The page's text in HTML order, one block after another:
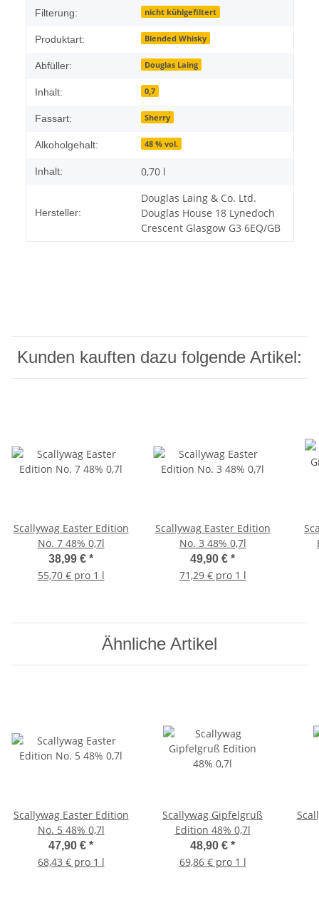
Filterung: nicht kühlgefiltert
Produktart: Blended Whisky
Abfüller: Douglas Laing
Inhalt: 0,7
Fassart: Sherry
Alkoholgehalt: 48 % vol.
Inhalt: 0,70 l
Hersteller:
Douglas Laing & Co. Ltd.
Douglas House 18 Lynedoch
Crescent Glasgow G3 6EQ/GB
Kunden kauften dazu folgende Artikel:
Scallywag Easter Edition
No. 7 48% 0,7l
38,99 € *
55,70 € pro 1 l
Scallywag Easter Edition
No. 3 48% 0,7l
49,90 € *
71,29 € pro 1 l
Ähnliche Artikel
Scallywag Easter Edition
No. 5 48% 0,7l
47,90 € *
68,43 € pro 1 l
Scallywag Gipfelgruß
Edition 48% 0,7l
48,90 € *
69,86 € pro 1 l